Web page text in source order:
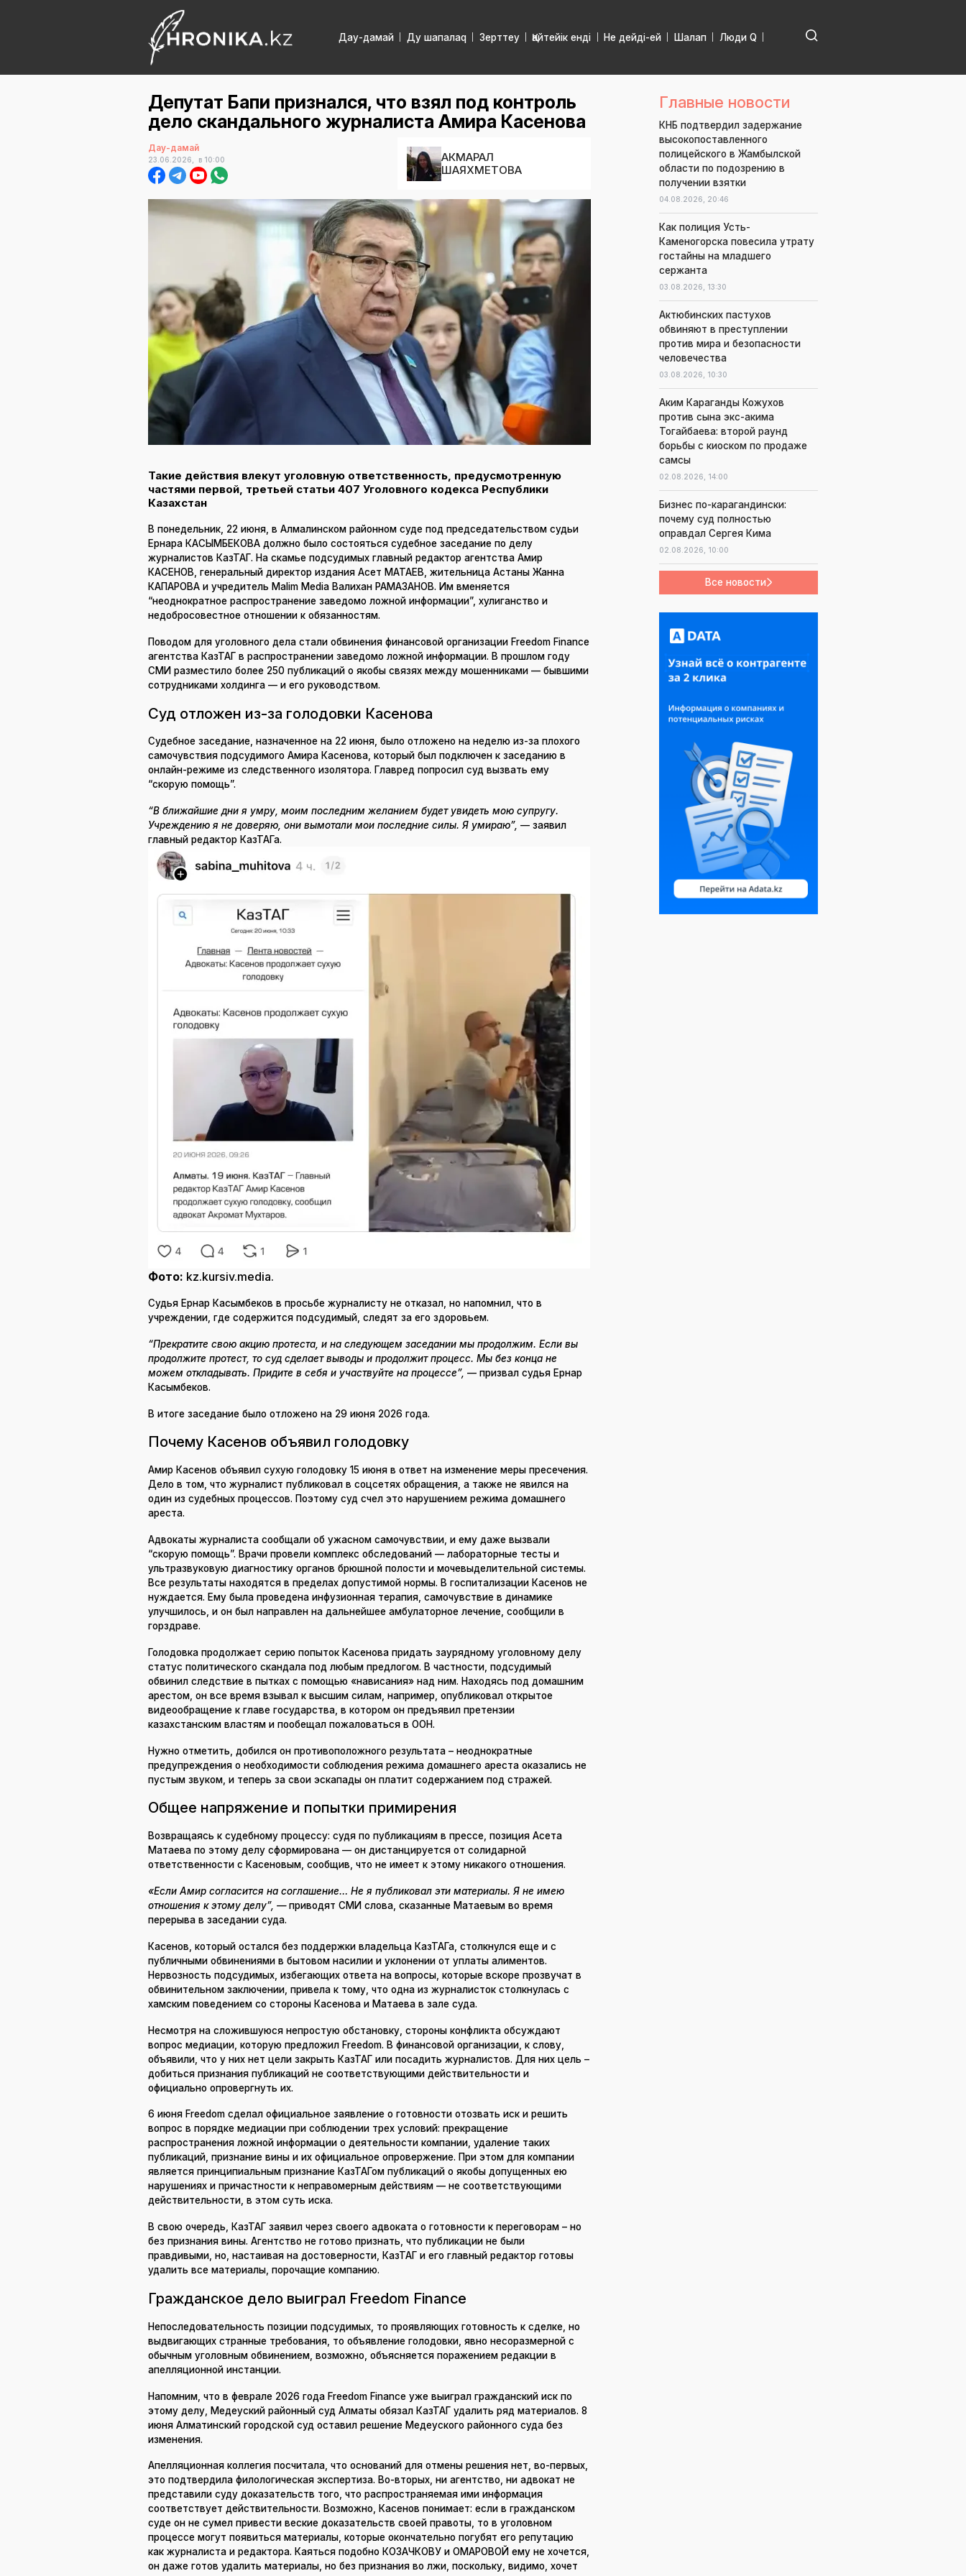
Дау-дамай Ду шапалаq Зерттеу Қайтейік енді Не дейді-ей Шалап Люди Q
Депутат Бапи признался, что взял под контроль
дело скандального журналиста Амира Касенова
Дау-дамай
23.06.2026, в 10:00
АКМАРАЛ
ШАЯХМЕТОВА
Такие действия влекут уголовную ответственность, предусмотренную
частями первой, третьей статьи 407 Уголовного кодекса Республики
Казахстан
В понедельник, 22 июня, в Алмалинском районном суде под председательством судьи
Ернара КАСЫМБЕКОВА должно было состояться судебное заседание по делу
журналистов КазТАГ. На скамье подсудимых главный редактор агентства Амир
КАСЕНОВ, генеральный директор издания Асет МАТАЕВ, жительница Астаны Жанна
КАПАРОВА и учредитель Malim Media Валихан РАМАЗАНОВ. Им вменяется
“неоднократное распространение заведомо ложной информации”, хулиганство и
недобросовестное отношении к обязанностям.
Поводом для уголовного дела стали обвинения финансовой организации Freedom Finance
агентства КазТАГ в распространении заведомо ложной информации. В прошлом году
СМИ разместило более 250 публикаций о якобы связях между мошенниками — бывшими
сотрудниками холдинга — и его руководством.
Суд отложен из-за голодовки Касенова
Судебное заседание, назначенное на 22 июня, было отложено на неделю из-за плохого
самочувствия подсудимого Амира Касенова, который был подключен к заседанию в
онлайн-режиме из следственного изолятора. Главред попросил суд вызвать ему
“скорую помощь”.
“В ближайшие дни я умру, моим последним желанием будет увидеть мою супругу.
Учреждению я не доверяю, они вымотали мои последние силы. Я умираю”, — заявил
главный редактор КазТАГа.
Фото: kz.kursiv.media.
Судья Ернар Касымбеков в просьбе журналисту не отказал, но напомнил, что в
учреждении, где содержится подсудимый, следят за его здоровьем.
“Прекратите свою акцию протеста, и на следующем заседании мы продолжим. Если вы
продолжите протест, то суд сделает выводы и продолжит процесс. Мы без конца не
можем откладывать. Придите в себя и участвуйте на процессе”, — призвал судья Ернар
Касымбеков.
В итоге заседание было отложено на 29 июня 2026 года.
Почему Касенов объявил голодовку
Амир Касенов объявил сухую голодовку 15 июня в ответ на изменение меры пресечения.
Дело в том, что журналист публиковал в соцсетях обращения, а также не явился на
один из судебных процессов. Поэтому суд счел это нарушением режима домашнего
ареста.
Адвокаты журналиста сообщали об ужасном самочувствии, и ему даже вызвали
“скорую помощь”. Врачи провели комплекс обследований — лабораторные тесты и
ультразвуковую диагностику органов брюшной полости и мочевыделительной системы.
Все результаты находятся в пределах допустимой нормы. В госпитализации Касенов не
нуждается. Ему была проведена инфузионная терапия, самочувствие в динамике
улучшилось, и он был направлен на дальнейшее амбулаторное лечение, сообщили в
горздраве.
Голодовка продолжает серию попыток Касенова придать заурядному уголовному делу
статус политического скандала под любым предлогом. В частности, подсудимый
обвинил следствие в пытках с помощью «нависания» над ним. Находясь под домашним
арестом, он все время взывал к высшим силам, например, опубликовал открытое
видеообращение к главе государства, в котором он предъявил претензии
казахстанским властям и пообещал пожаловаться в ООН.
Нужно отметить, добился он противоположного результата – неоднократные
предупреждения о необходимости соблюдения режима домашнего ареста оказались не
пустым звуком, и теперь за свои эскапады он платит содержанием под стражей.
Общее напряжение и попытки примирения
Возвращаясь к судебному процессу: судя по публикациям в прессе, позиция Асета
Матаева по этому делу сформирована — он дистанцируется от солидарной
ответственности с Касеновым, сообщив, что не имеет к этому никакого отношения.
«Если Амир согласится на соглашение… Не я публиковал эти материалы. Я не имею
отношения к этому делу”, —приводят СМИ слова, сказанные Матаевым во время
перерыва в заседании суда.
Касенов, который остался без поддержки владельца КазТАГа, столкнулся еще и с
публичными обвинениями в бытовом насилии и уклонении от уплаты алиментов.
Нервозность подсудимых, избегающих ответа на вопросы, которые вскоре прозвучат в
обвинительном заключении, привела к тому, что одна из журналисток столкнулась с
хамским поведением со стороны Касенова и Матаева в зале суда.
Несмотря на сложившуюся непростую обстановку, стороны конфликта обсуждают
вопрос медиации, которую предложил Freedom. В финансовой организации, к слову,
объявили, что у них нет цели закрыть КазТАГ или посадить журналистов. Для них цель –
добиться признания публикаций не соответствующими действительности и
официально опровергнуть их.
6 июня Freedom сделал официальное заявление о готовности отозвать иск и решить
вопрос в порядке медиации при соблюдении трех условий: прекращение
распространения ложной информации о деятельности компании, удаление таких
публикаций, признание вины и их официальное опровержение. При этом для компании
является принципиальным признание КазТАГом публикаций о якобы допущенных ею
нарушениях и причастности к неправомерным действиям — не соответствующими
действительности, в этом суть иска.
В свою очередь, КазТАГ заявил через своего адвоката о готовности к переговорам – но
без признания вины. Агентство не готово признать, что публикации не были
правдивыми, но, настаивая на достоверности, КазТАГ и его главный редактор готовы
удалить все материалы, порочащие компанию.
Гражданское дело выиграл Freedom Finance
Непоследовательность позиции подсудимых, то проявляющих готовность к сделке, но
выдвигающих странные требования, то объявление голодовки, явно несоразмерной с
обычным уголовным обвинением, возможно, объясняется поражением редакции в
апелляционной инстанции.
Напомним, что в феврале 2026 года Freedom Finance уже выиграл гражданский иск по
этому делу, Медеуский районный суд Алматы обязал КазТАГ удалить ряд материалов. 8
июня Алматинский городской суд оставил решение Медеуского районного суда без
изменения.
Апелляционная коллегия посчитала, что оснований для отмены решения нет, во-первых,
это подтвердила филологическая экспертиза. Во-вторых, ни агентство, ни адвокат не
представили суду доказательств того, что распространяемая ими информация
соответствует действительности. Возможно, Касенов понимает: если в гражданском
суде он не сумел привести веские доказательств своей правоты, то в уголовном
процессе могут появиться материалы, которые окончательно погубят его репутацию
как журналиста и редактора. Каяться подобно КОЗАЧКОВУ и ОМАРОВОЙ ему не хочется,
он даже готов удалить материалы, но без признания во лжи, поскольку, видимо, хочет
Главные новости
КНБ подтвердил задержание
высокопоставленного
полицейского в Жамбылской
области по подозрению в
получении взятки
04.08.2026, 20:46
Как полиция Усть-
Каменогорска повесила утрату
гостайны на младшего
сержанта
03.08.2026, 13:30
Актюбинских пастухов
обвиняют в преступлении
против мира и безопасности
человечества
03.08.2026, 10:30
Аким Караганды Кожухов
против сына экс-акима
Тогайбаева: второй раунд
борьбы с киоском по продаже
самсы
02.08.2026, 14:00
Бизнес по-карагандински:
почему суд полностью
оправдал Сергея Кима
02.08.2026, 10:00
Все новости